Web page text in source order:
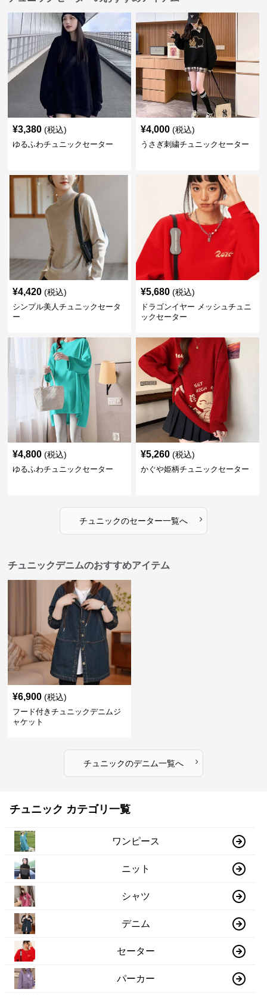
¥3,380 (税込)
ゆるふわチュニックセーター
¥4,000 (税込)
うさぎ刺繍チュニックセーター
¥4,420 (税込)
シンプル美人チュニックセータ
ー
¥5,680 (税込)
ドラゴンイヤー メッシュチュニ
ックセーター
¥4,800 (税込)
ゆるふわチュニックセーター
¥5,260 (税込)
かぐや姫柄チュニックセーター
チュニックのセーター一覧へ ›
チュニックデニムのおすすめアイテム
¥6,900 (税込)
フード付きチュニックデニムジ
ャケット
チュニックのデニム一覧へ ›
チュニック カテゴリ一覧
ワンピース
ニット
シャツ
デニム
セーター
パーカー